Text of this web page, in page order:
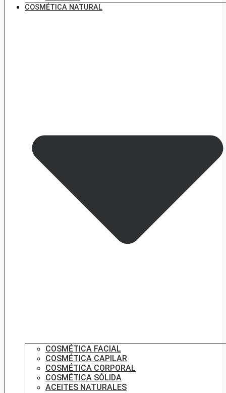
COSMÉTICA NATURAL
COSMÉTICA FACIAL
COSMÉTICA CAPILAR
COSMÉTICA CORPORAL
COSMÉTICA SÓLIDA
ACEITES NATURALES